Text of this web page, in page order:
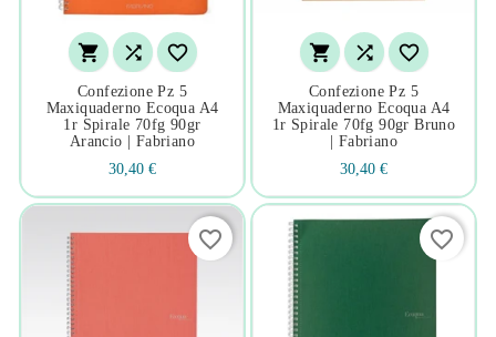
  
Confezione Pz 5
Maxiquaderno Ecoqua A4
1r Spirale 70fg 90gr
Arancio | Fabriano
30,40 €
  
Confezione Pz 5
Maxiquaderno Ecoqua A4
1r Spirale 70fg 90gr Bruno
| Fabriano
30,40 €
favorite_border favorite_border